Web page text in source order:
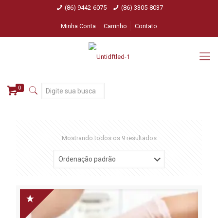
(86) 9442-6075 (86) 3305-8037
Minha Conta Carrinho Contato
0
Mostrando todos os 9 resultados